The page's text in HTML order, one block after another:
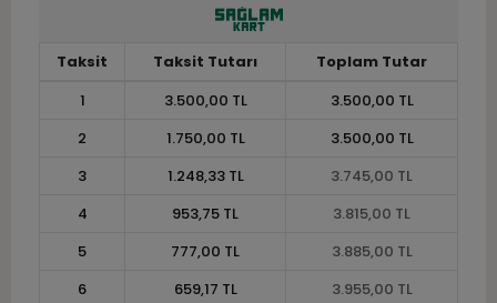
Taksit Taksit Tutarı
Toplam Tutar
1
3.500,00 TL
3.500,00 TL
2
1.750,00 TL
3.500,00 TL
3
1.248,33 TL
3.745,00 TL
4
953,75 TL
3.815,00 TL
5
777,00 TL
3.885,00 TL
6
659,17 TL
3.955,00 TL